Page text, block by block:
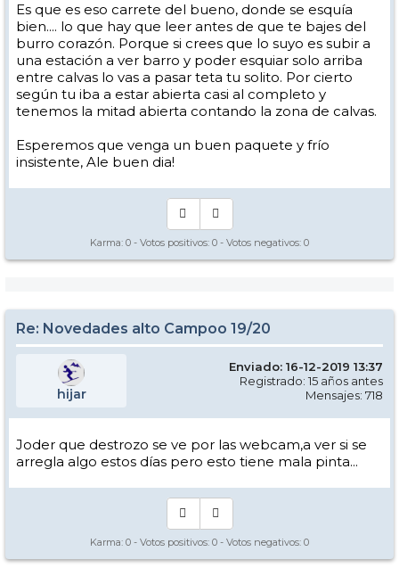
Es que es eso carrete del bueno, donde se esquía
bien.... lo que hay que leer antes de que te bajes del
burro corazón. Porque si crees que lo suyo es subir a
una estación a ver barro y poder esquiar solo arriba
entre calvas lo vas a pasar teta tu solito. Por cierto
según tu iba a estar abierta casi al completo y
tenemos la mitad abierta contando la zona de calvas.
Esperemos que venga un buen paquete y frío
insistente, Ale buen dia!
Karma: 0 - Votos positivos: 0 - Votos negativos: 0
Re: Novedades alto Campoo 19/20
hijar
Enviado: 16-12-2019 13:37
Registrado: 15 años antes
Mensajes: 718
Joder que destrozo se ve por las webcam,a ver si se
arregla algo estos días pero esto tiene mala pinta...
Karma: 0 - Votos positivos: 0 - Votos negativos: 0